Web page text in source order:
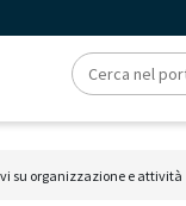
su organizzazione e attività